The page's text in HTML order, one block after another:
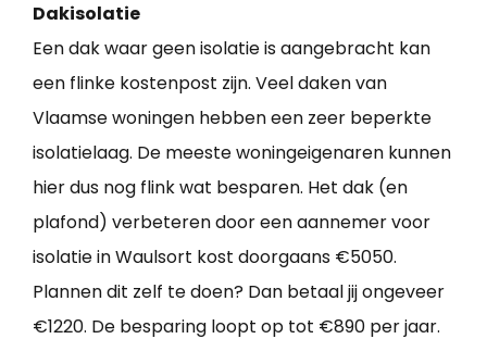
Dakisolatie
Een dak waar geen isolatie is aangebracht kan
een flinke kostenpost zijn. Veel daken van
Vlaamse woningen hebben een zeer beperkte
isolatielaag. De meeste woningeigenaren kunnen
hier dus nog flink wat besparen. Het dak (en
plafond) verbeteren door een aannemer voor
isolatie in Waulsort kost doorgaans €5050.
Plannen dit zelf te doen? Dan betaal jij ongeveer
€1220. De besparing loopt op tot €890 per jaar.